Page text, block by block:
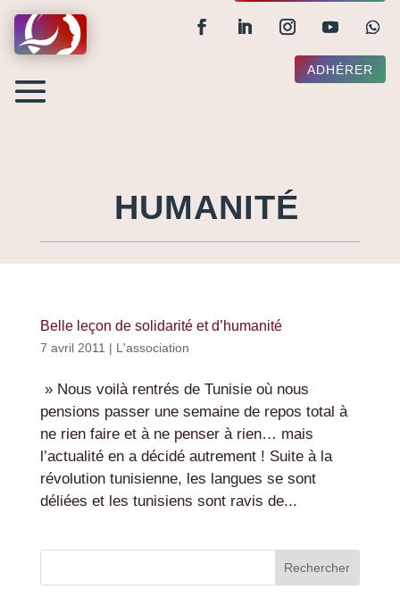
ADHÉRER
HUMANITÉ
Belle leçon de solidarité et d’humanité
7 avril 2011 | L'association
» Nous voilà rentrés de Tunisie où nous
pensions passer une semaine de repos total à
ne rien faire et à ne penser à rien… mais
l’actualité en a décidé autrement ! Suite à la
révolution tunisienne, les langues se sont
déliées et les tunisiens sont ravis de...
Rechercher